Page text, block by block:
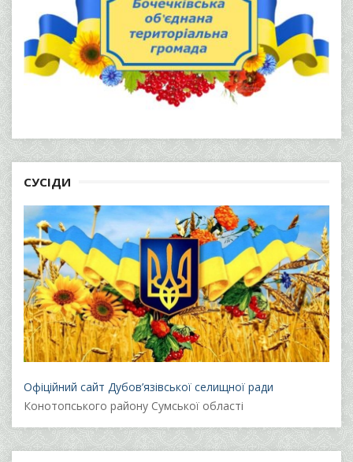
СУСІДИ
Офіційний сайт Дубов’язівської селищної ради
Конотопського району Сумської області